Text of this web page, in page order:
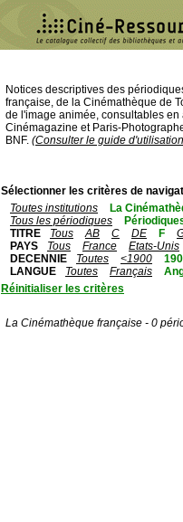
Notices descriptives des
française, de la Cinémathèque de
de l'image animée, consultables
Cinémagazine et Paris-
BNF. (Consulter le guide
Sélectionner les critères de
Toutes institutions
La
Tous les périodiques
TITRE
Tous AB C DE F
PAYS
Tous France Etats-Unis
DECENNIE
Toutes <1900
LANGUE
Toutes Français
Réinitialiser les critères
La Cinémathèque française - 0